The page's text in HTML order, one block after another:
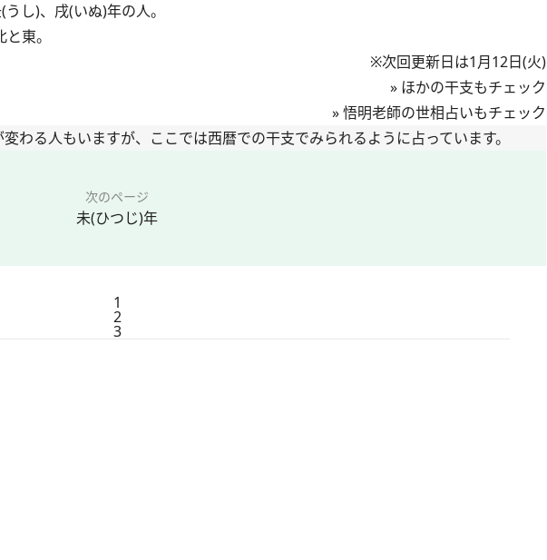
し)、戌(いぬ)年の人。
東。
※次回更新日は1月12日(火)
» ほかの干支もチェック
»悟明老師の世相占いもチェック
わる人もいますが、ここでは西暦での干支でみられるように占っています。
次のページ
未(ひつじ)年
1
2
3